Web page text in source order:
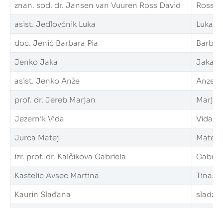
znan. sod. dr. Jansen van Vuuren Ross David
asist. Jedlovčnik Luka
doc. Jenič Barbara Pia
Jenko Jaka
asist. Jenko Anže
prof. dr. Jereb Marjan
Jezernik Vida
Jurca Matej
izr. prof. dr. Kalčikova Gabriela
Kastelic Avsec Martina
Kaurin Slađana